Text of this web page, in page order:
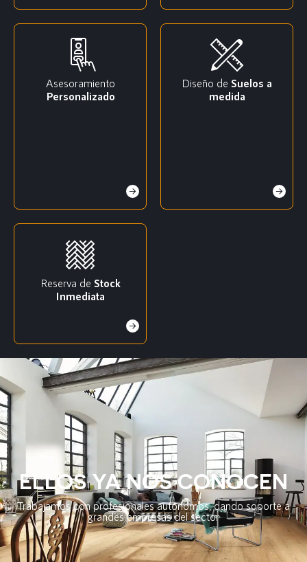
Asesoramiento
Personalizado
Diseño de Suelos a
medida
Reserva de Stock
Inmediata
ELLOS YA NOS CONOCEN
Trabajamos con profesionales autónomos, dando soporte a
grandes empresas del sector